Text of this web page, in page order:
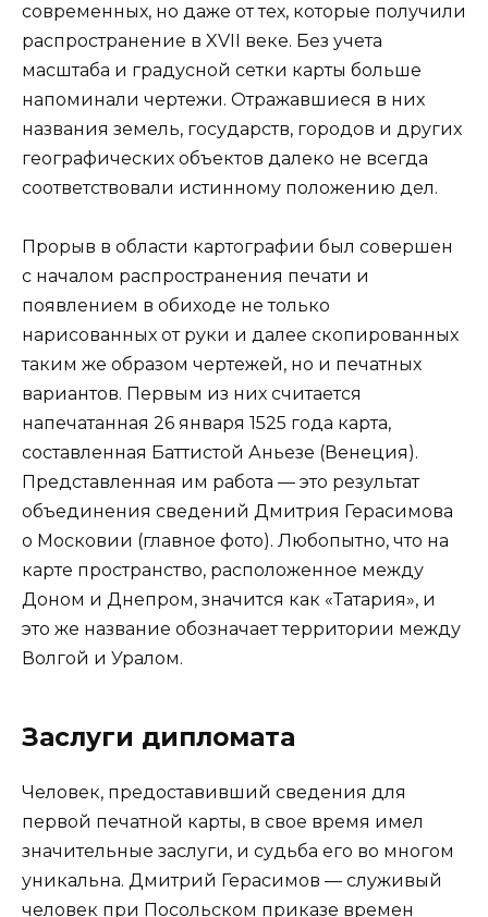
современных, но даже от тех, которые получили
распространение в XVII веке. Без учета
масштаба и градусной сетки карты больше
напоминали чертежи. Отражавшиеся в них
названия земель, государств, городов и других
географических объектов далеко не всегда
соответствовали истинному положению дел.
Прорыв в области картографии был совершен
с началом распространения печати и
появлением в обиходе не только
нарисованных от руки и далее скопированных
таким же образом чертежей, но и печатных
вариантов. Первым из них считается
напечатанная 26 января 1525 года карта,
составленная Баттистой Аньезе (Венеция).
Представленная им работа — это результат
объединения сведений Дмитрия Герасимова
о Московии (главное фото). Любопытно, что на
карте пространство, расположенное между
Доном и Днепром, значится как «Татария», и
это же название обозначает территории между
Волгой и Уралом.
Заслуги дипломата
Человек, предоставивший сведения для
первой печатной карты, в свое время имел
значительные заслуги, и судьба его во многом
уникальна. Дмитрий Герасимов — служивый
человек при Посольском приказе времен